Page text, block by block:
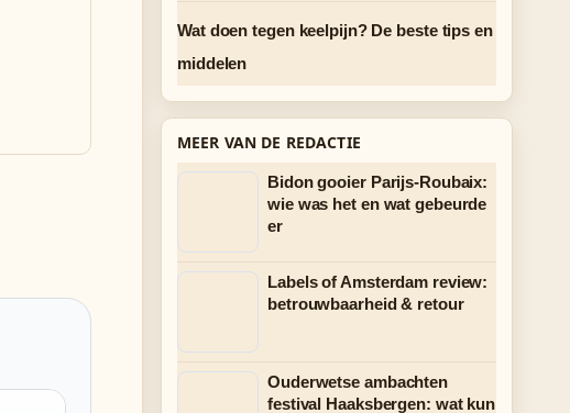
Wat doen tegen keelpijn? De beste tips en
middelen
MEER VAN DE REDACTIE
Bidon gooier Parijs-Roubaix:
wie was het en wat gebeurde
er
Labels of Amsterdam review:
betrouwbaarheid & retour
Ouderwetse ambachten
festival Haaksbergen: wat kun